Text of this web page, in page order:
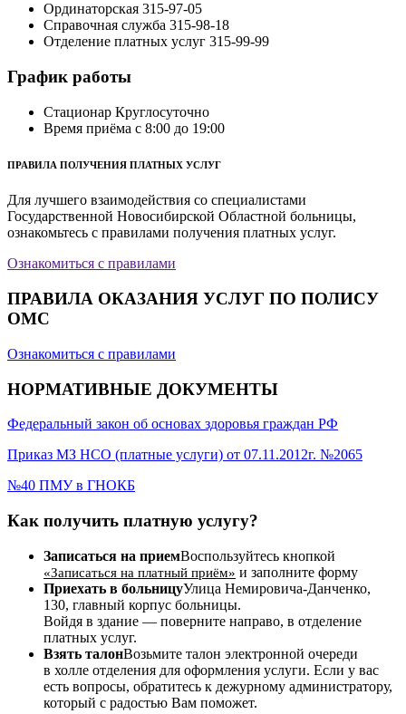
Ординаторская 315-97-05
Справочная служба 315-98-18
Отделение платных услуг 315-99-99
График работы
Стационар Круглосуточно
Время приёма с 8:00 до 19:00
ПРАВИЛА ПОЛУЧЕНИЯ ПЛАТНЫХ УСЛУГ
Для лучшего взаимодействия со специалистами
Государственной Новосибирской Областной больницы,
ознакомьтесь с правилами получения платных услуг.
Ознакомиться с правилами
ПРАВИЛА ОКАЗАНИЯ УСЛУГ ПО ПОЛИСУ
ОМС
Ознакомиться с правилами
НОРМАТИВНЫЕ ДОКУМЕНТЫ
Федеральный закон об основах здоровья граждан РФ
Приказ МЗ НСО (платные услуги) от 07.11.2012г. №2065
№40 ПМУ в ГНОКБ
Как получить платную услугу?
Записаться на приемВоспользуйтесь кнопкой
«Записаться на платный приём» и заполните форму
Приехать в больницуУлица Немировича-Данченко,
130, главный корпус больницы.
Войдя в здание — поверните направо, в отделение
платных услуг.
Взять талонВозьмите талон электронной очереди
в холле отделения для оформления услуги. Если у вас
есть вопросы, обратитесь к дежурному администратору,
который с радостью Вам поможет.